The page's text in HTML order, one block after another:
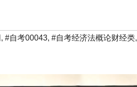
, #自考00043, #自考经济法概论财经类,